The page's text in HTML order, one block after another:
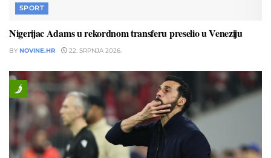
SPORT
Nigerijac Adams u rekordnom transferu preselio u Veneziju
BY NOVINE.HR 22. SRPNJA 2026.